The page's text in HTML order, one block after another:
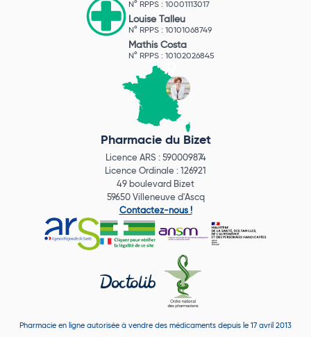
N° RPPS : 10001113017
Louise Talleu
N° RPPS : 10101068749
Mathis Costa
N° RPPS : 10102026845
Pharmacie du Bizet
Licence ARS : 590009874
Licence Ordinale : 126921
49 boulevard Bizet
59650 Villeneuve d'Ascq
Contactez-nous !
Pharmacie en ligne autorisée à vendre des médicaments depuis le 17 avril 2013